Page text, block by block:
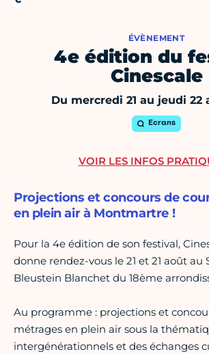
ÉVÈNEMENT
4e édition du
Cinescale
Du mercredi 21 au jeudi 22
Ecrans
Projections et concours de
en plein air à Montmartre !
Pour la 4e édition de son festival,
donne rendez-vous le 21 et 21 août au
Bleustein Blanchet du 18ème
Au programme : projections et
métrages en plein air sous la
intergénérationnels et des échanges
VOIR LES INFOS